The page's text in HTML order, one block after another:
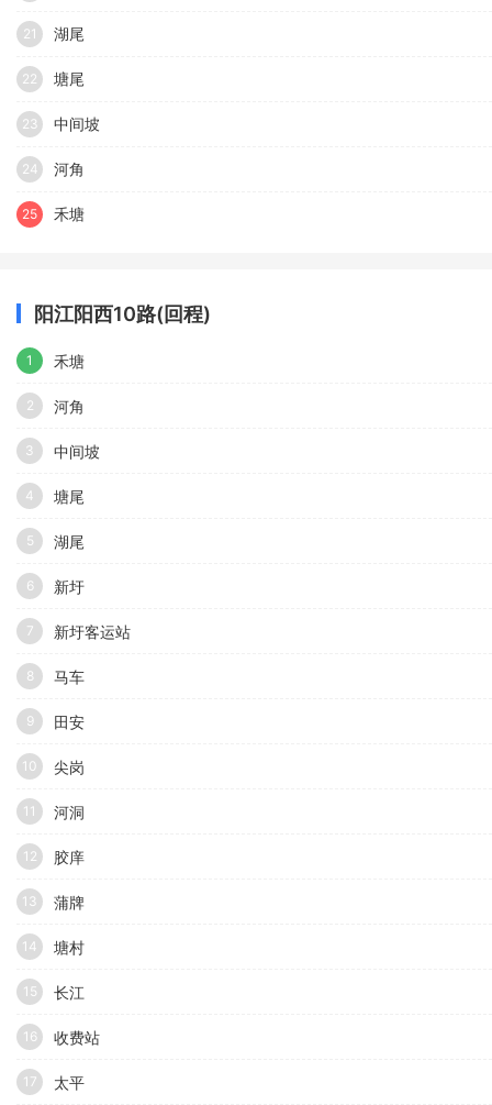
21 湖尾
22 塘尾
23 中间坡
24 河角​
25 禾塘
阳江阳西10路(回程)
1 禾塘
2 河角​
3 中间坡
4 塘尾
5 湖尾
6 新圩
7 ​新圩客运站
8 马车
9 田安
10 尖岗
11 河洞
12 胶庠
13 蒲牌
14 塘村
15 长江
16 收费站
17 太平